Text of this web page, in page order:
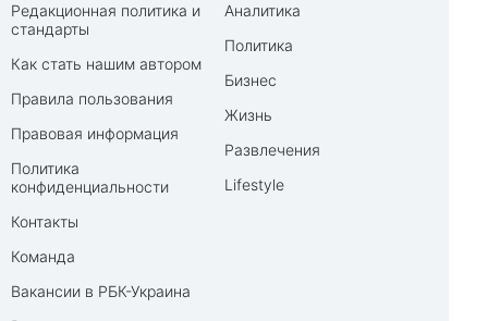
Редакционная политика и
стандарты
Как стать нашим автором
Правила пользования
Правовая информация
Политика
конфиденциальности
Контакты
Команда
Вакансии в РБК-Украина
Аналитика
Политика
Бизнес
Жизнь
Развлечения
Lifestyle